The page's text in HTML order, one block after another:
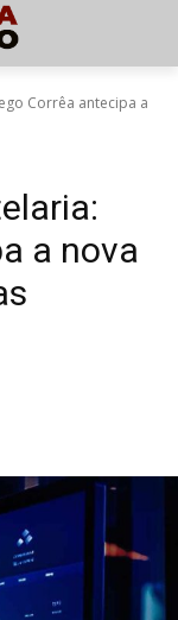
Corrêa antecipa a
a nova